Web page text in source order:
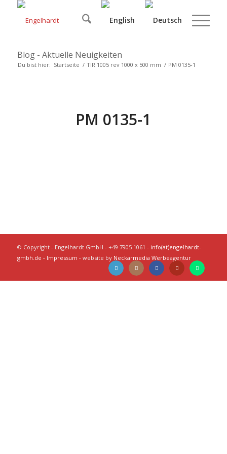
Blog - Aktuelle Neuigkeiten
Du bist hier: Startseite / TIR 1005 rev 1000 x 500 mm / PM 0135-1
PM 0135-1
© Copyright - Engelhardt GmbH - +49 7905 1061 - info(at)engelhardt-
gmbh.de - Impressum - website by Neckarmedia Werbeagentur